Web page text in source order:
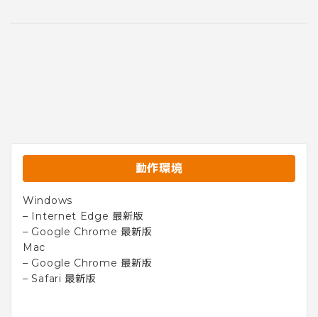
動作環境
Windows
– Internet Edge 最新版
– Google Chrome 最新版
Mac
– Google Chrome 最新版
– Safari 最新版